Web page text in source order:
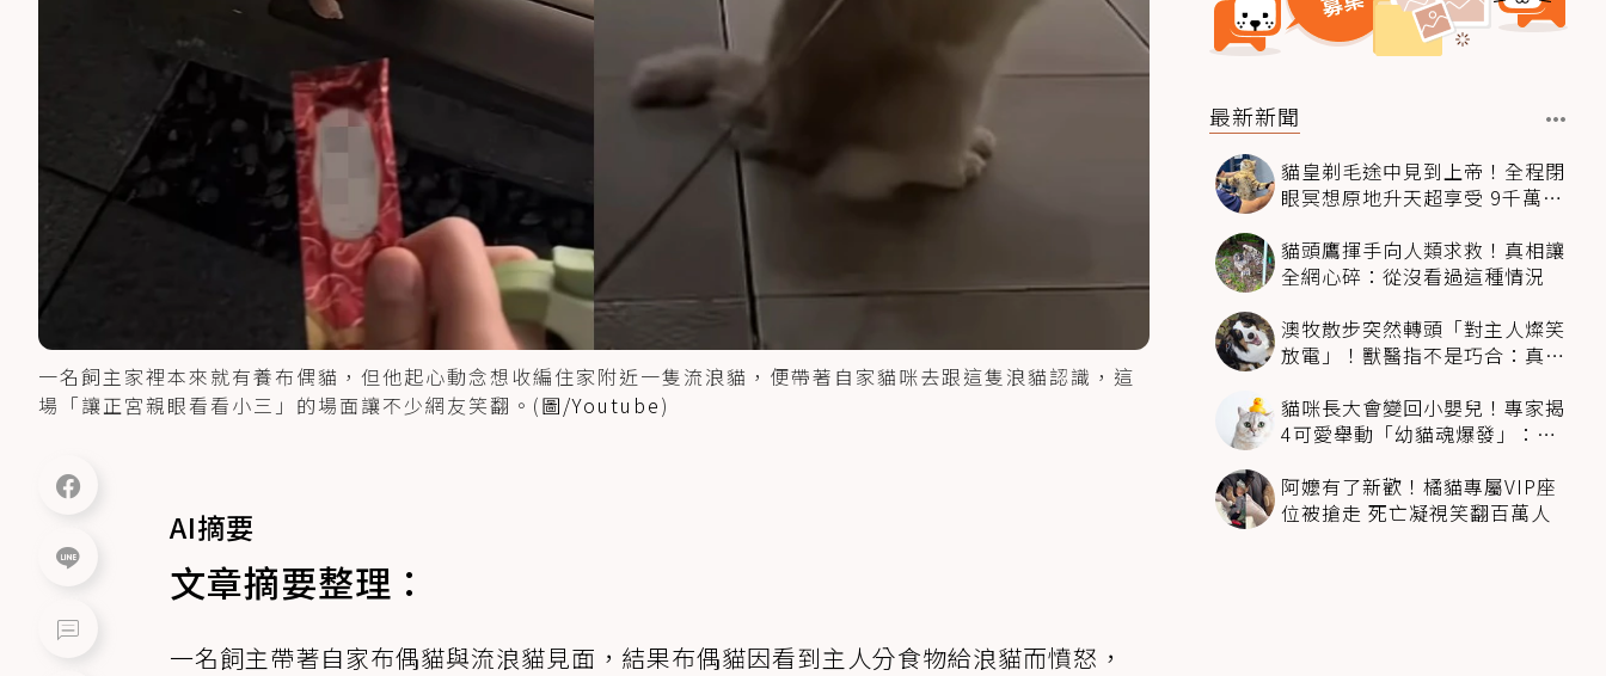
一名飼主家裡本來就有養布偶貓，但他起心動念想收編住家附近一隻流浪貓，便帶著自家貓咪去跟這隻浪貓認識，這
場「讓正宮親眼看看小三」的場面讓不少網友笑翻。(圖/Youtube)
AI摘要
文章摘要整理：
一名飼主帶著自家布偶貓與流浪貓見面，結果布偶貓因看到主人分食物給浪貓而憤怒，
最新新聞
貓皇剃毛途中見到上帝！全程閉
眼冥想原地升天超享受 9千萬人
貓頭鷹揮手向人類求救！真相讓
全網心碎：從沒看過這種情況
澳牧散步突然轉頭「對主人燦笑
放電」！獸醫指不是巧合：真相
貓咪長大會變回小嬰兒！專家揭
4可愛舉動「幼貓魂爆發」：本
阿嬤有了新歡！橘貓專屬VIP座
位被搶走 死亡凝視笑翻百萬人